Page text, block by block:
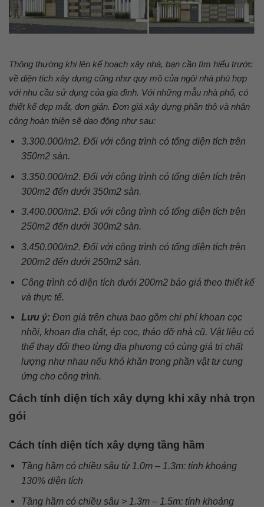
Thông thường khi lên kế hoạch xây nhà, bạn cần tìm hiểu trước
về diện tích xây dựng cũng như quy mô của ngôi nhà phù hợp
với nhu cầu sử dụng của gia đình. Với những mẫu nhà phố, có
thiết kế đẹp mắt, đơn giản. Đơn giá xây dựng phần thô và nhân
công hoàn thiện sẽ dao động như sau:
3.300.000/m2. Đối với công trình có tổng diện tích trên
350m2 sàn.
3.350.000/m2. Đối với công trình có tổng diện tích trên
300m2 đến dưới 350m2 sàn.
3.400.000/m2. Đối với công trình có tổng diện tích trên
250m2 đến dưới 300m2 sàn.
3.450.000/m2. Đối với công trình có tổng diện tích trên
200m2 đến dưới 250m2 sàn.
Công trình có diện tích dưới 200m2 báo giá theo thiết kế
và thực tế.
Lưu ý: Đơn giá trên chưa bao gồm chi phí khoan cọc
nhồi, khoan địa chất, ép cọc, tháo dỡ nhà cũ. Vật liệu có
thể thay đổi theo từng địa phương có cùng giá trị chất
lượng như nhau nếu khó khăn trong phần vật tư cung
ứng cho công trình.
Cách tính diện tích xây dựng khi xây nhà trọn
gói
Cách tính diện tích xây dựng tầng hầm
Tầng hầm có chiều sâu từ 1.0m – 1.3m: tính khoảng
130% diện tích
Tầng hầm có chiều sâu > 1.3m – 1.5m: tính khoảng